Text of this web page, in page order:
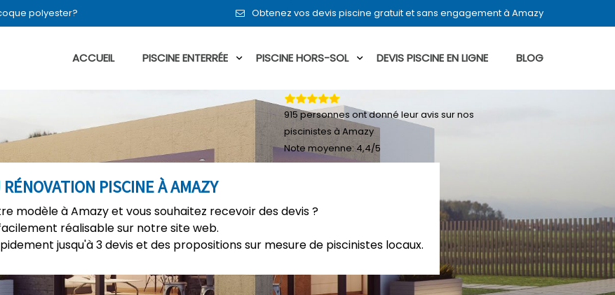
polyester? Obtenez vos devis piscine gratuit et sans engagement à Amazy
ACCUEIL PISCINE ENTERRÉE PISCINE HORS-SOL DEVIS PISCINE EN LIGNE BLOG
PISCINE À AMAZY
modèle à Amazy et vous souhaitez recevoir des devis ?
réalisable sur notre site web.
jusqu'à 3 devis et des propositions sur mesure de piscinistes locaux.
915personnes ont donné leuravis sur nos
piscinistes à Amazy
Note moyenne:4,4/5